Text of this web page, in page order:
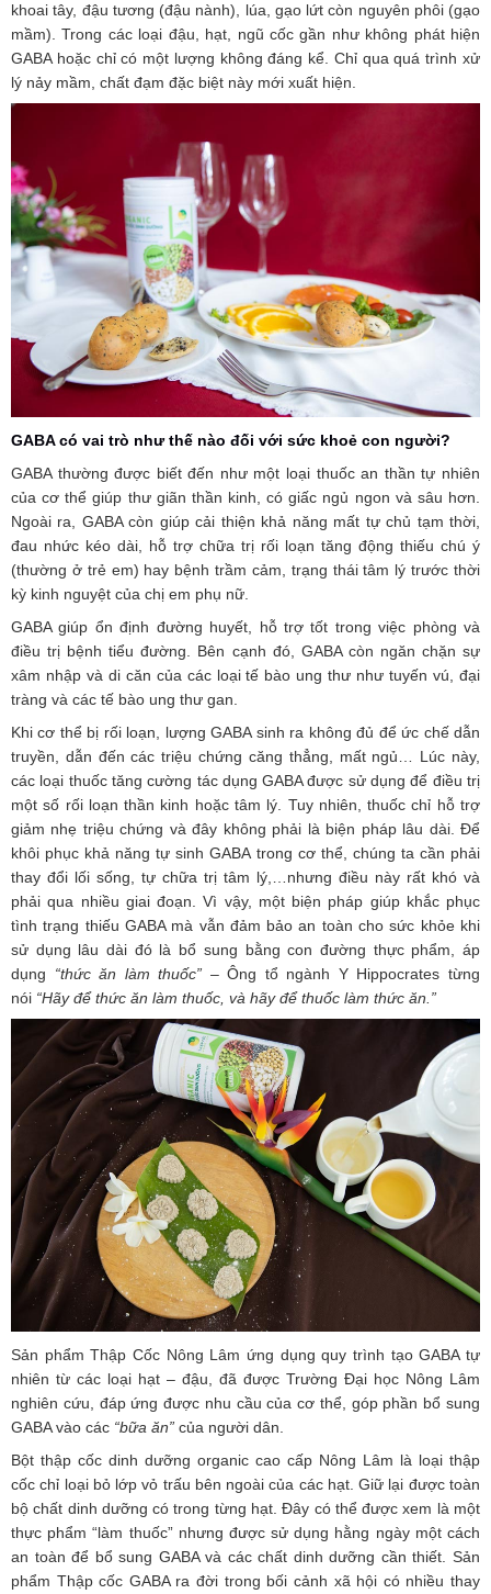
khoai tây, đậu tương (đậu nành), lúa, gạo lứt còn nguyên phôi (gạo
mầm). Trong các loại đậu, hạt, ngũ cốc gần như không phát hiện
GABA hoặc chỉ có một lượng không đáng kể. Chỉ qua quá trình xử
lý nảy mầm, chất đạm đặc biệt này mới xuất hiện.
GABA có vai trò như thế nào đối với sức khoẻ con người?
GABA thường được biết đến như một loại thuốc an thần tự nhiên
của cơ thể giúp thư giãn thần kinh, có giấc ngủ ngon và sâu hơn.
Ngoài ra, GABA còn giúp cải thiện khả năng mất tự chủ tạm thời,
đau nhức kéo dài, hỗ trợ chữa trị rối loạn tăng động thiếu chú ý
(thường ở trẻ em) hay bệnh trầm cảm, trạng thái tâm lý trước thời
kỳ kinh nguyệt của chị em phụ nữ.
GABA giúp ổn định đường huyết, hỗ trợ tốt trong việc phòng và
điều trị bệnh tiểu đường. Bên cạnh đó, GABA còn ngăn chặn sự
xâm nhập và di căn của các loại tế bào ung thư như tuyến vú, đại
tràng và các tế bào ung thư gan.
Khi cơ thể bị rối loạn, lượng GABA sinh ra không đủ để ức chế dẫn
truyền, dẫn đến các triệu chứng căng thẳng, mất ngủ… Lúc này,
các loại thuốc tăng cường tác dụng GABA được sử dụng để điều trị
một số rối loạn thần kinh hoặc tâm lý. Tuy nhiên, thuốc chỉ hỗ trợ
giảm nhẹ triệu chứng và đây không phải là biện pháp lâu dài. Để
khôi phục khả năng tự sinh GABA trong cơ thể, chúng ta cần phải
thay đổi lối sống, tự chữa trị tâm lý,…nhưng điều này rất khó và
phải qua nhiều giai đoạn. Vì vậy, một biện pháp giúp khắc phục
tình trạng thiếu GABA mà vẫn đảm bảo an toàn cho sức khỏe khi
sử dụng lâu dài đó là bổ sung bằng con đường thực phẩm, áp
dụng “thức ăn làm thuốc” – Ông tổ ngành Y Hippocrates từng
nói “Hãy để thức ăn làm thuốc, và hãy để thuốc làm thức ăn.”
Sản phẩm Thập Cốc Nông Lâm ứng dụng quy trình tạo GABA tự
nhiên từ các loại hạt – đậu, đã được Trường Đại học Nông Lâm
nghiên cứu, đáp ứng được nhu cầu của cơ thể, góp phần bổ sung
GABA vào các “bữa ăn” của người dân.
Bột thập cốc dinh dưỡng organic cao cấp Nông Lâm là loại thập
cốc chỉ loại bỏ lớp vỏ trấu bên ngoài của các hạt. Giữ lại được toàn
bộ chất dinh dưỡng có trong từng hạt. Đây có thể được xem là một
thực phẩm “làm thuốc” nhưng được sử dụng hằng ngày một cách
an toàn để bổ sung GABA và các chất dinh dưỡng cần thiết. Sản
phẩm Thập cốc GABA ra đời trong bối cảnh xã hội có nhiều thay